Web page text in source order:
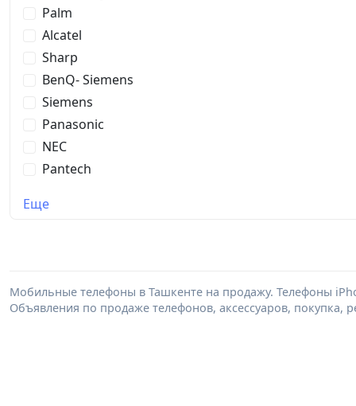
Palm
Alcatel
Sharp
BenQ- Siemens
Siemens
Panasonic
NEC
Pantech
Еще
Мобильные телефоны в Ташкенте на продажу. Телефоны
Объявления по продаже телефонов, аксессуаров, покупка,